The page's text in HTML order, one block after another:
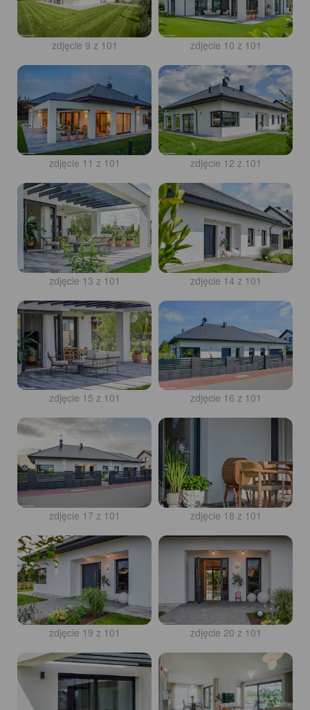
zdjęcie 9 z 101 zdjęcie 10 z 101
zdjęcie 11 z 101 zdjęcie 12 z 101
zdjęcie 13 z 101 zdjęcie 14 z 101
zdjęcie 15 z 101 zdjęcie 16 z 101
zdjęcie 17 z 101 zdjęcie 18 z 101
zdjęcie 19 z 101 zdjęcie 20 z 101